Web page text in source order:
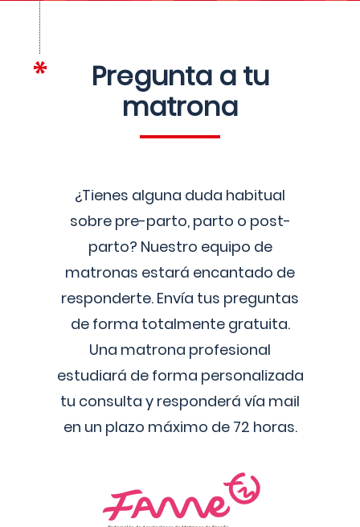
Pregunta a tu
matrona
¿Tienes alguna duda habitual
sobre pre-parto, parto o post-
parto? Nuestro equipo de
matronas estará encantado de
responderte. Envía tus preguntas
de forma totalmente gratuita.
Una matrona profesional
estudiará de forma personalizada
tu consulta y responderá vía mail
en un plazo máximo de 72 horas.